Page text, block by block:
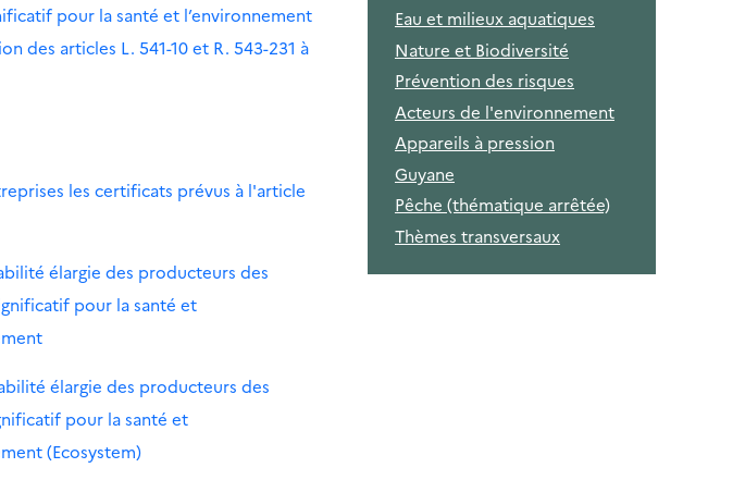
pour la santé et l’environnement
des articles L. 541-10 et R. 543-231 à
les certificats prévus à l'article
élargie des producteurs des
pour la santé et
élargie des producteurs des
pour la santé et
(Ecosystem)
Eau et milieux aquatiques
Nature et Biodiversité
Prévention des risques
Acteurs de l'environnement
Appareils à pression
Guyane
Pêche (thématique arrêtée)
Thèmes transversaux